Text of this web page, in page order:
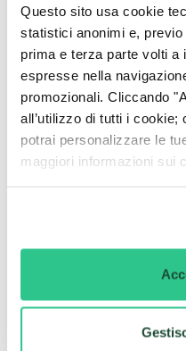
Questo sito usa cookie
statistici anonimi e,
prima e terza parte volti a
espresse nella
promozionali. Cliccando
all’utilizzo di tutti i
potrai personalizzare le
maggiori informazioni sui
Non è però tutto oro
Anche le auto a
svantaggi.
disponibilità dei
dovrai accontentarti di
possibilità di variarne
Potresti trovare l’auto
magari accettando un
Discorso analogo in
prezzo comunque
optional, alcuni magari